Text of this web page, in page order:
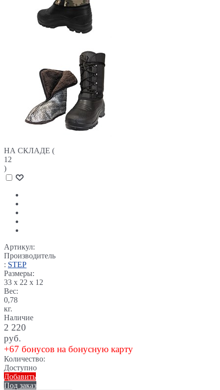
НА СКЛАДЕ (
12
)
Артикул:
Производитель
: STEP
Размеры:
33 x 22 x 12
Вес:
0,78
кг.
Наличие
2 220
руб.
+67 бонусов на бонусную карту
Количество:
Доступно
Добавить
Под заказ